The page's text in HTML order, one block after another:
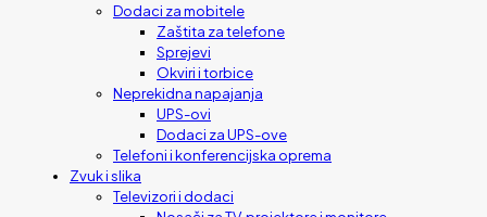
Dodaci za mobitele
Zaštita za telefone
Sprejevi
Okviri i torbice
Neprekidna napajanja
UPS-ovi
Dodaci za UPS-ove
Telefoni i konferencijska oprema
Zvuk i slika
Televizori i dodaci